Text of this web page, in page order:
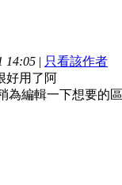
14:05 | 只看該作者
好用了阿
為編輯一下想要的